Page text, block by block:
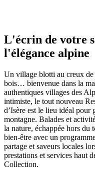
L'écrin de votre
l'élégance alpine
Un village blotti au creux de
bois… bienvenue dans la
authentiques villages des
intimiste, le tout nouveau
d’Isère est le lieu idéal pour
montagne. Balades et
la nature, échappée hors du
bien-être avec un
partage et saveurs locales
prestations et services haut
Collection.